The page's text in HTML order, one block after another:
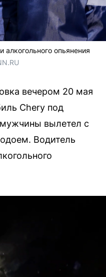
алкогольного опьянения
вечером 20 мая
Chery под
вылетел с
Водитель